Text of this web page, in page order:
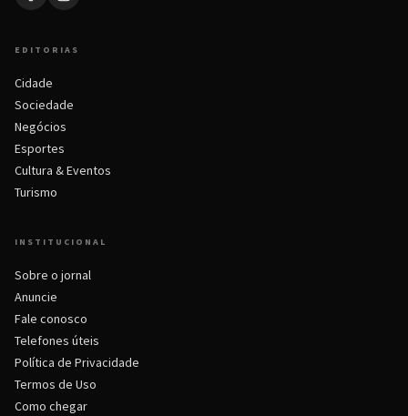
EDITORIAS
Cidade
Sociedade
Negócios
Esportes
Cultura & Eventos
Turismo
INSTITUCIONAL
Sobre o jornal
Anuncie
Fale conosco
Telefones úteis
Política de Privacidade
Termos de Uso
Como chegar